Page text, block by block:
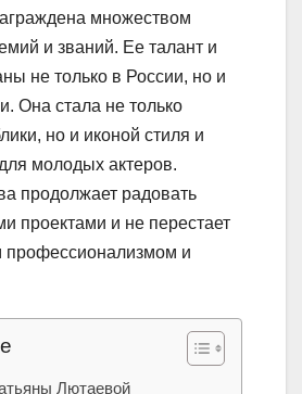
множеством
и званий. Ее талант и
не только в России, но и
Она стала не только
но и иконой стиля и
молодых актеров.
продолжает радовать
проектами и не перестает
профессионализмом и
Лютаевой